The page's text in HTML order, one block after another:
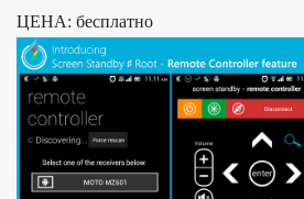
ЦЕНА: бесплатно